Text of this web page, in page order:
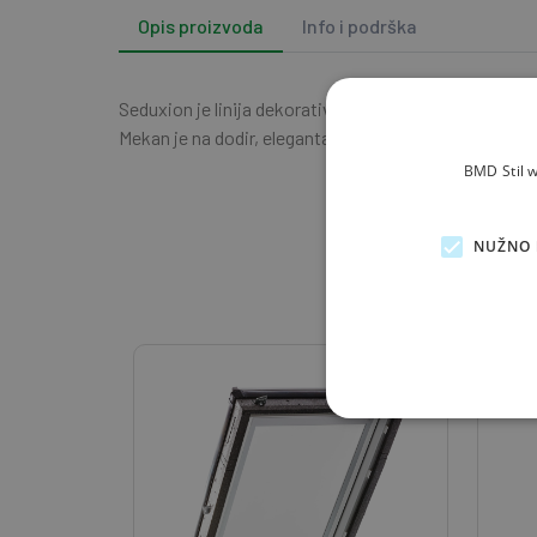
Opis proizvoda Info i podrška
Seduxion je linija dekorativnih premaza koja donosi
Mekan je na dodir, elegantan i sofisticiran te se
BMD Stil
NUŽNO